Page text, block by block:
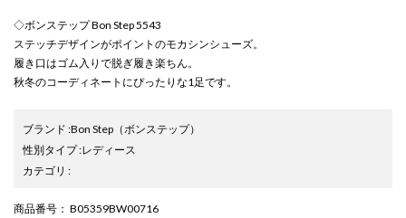
◇ボンステップ Bon Step 5543
ステッチデザインがポイントのモカシンシューズ。
履き口はゴム入りで脱ぎ履き楽ちん。
秋冬のコーディネートにぴったりな1足です。
ブランド :Bon Step （ボンステップ）
性別タイプ:レディース
カテゴリ :
商品番号 ： B05359BW00716